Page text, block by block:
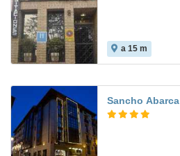
a 15 m
Sancho Abarca